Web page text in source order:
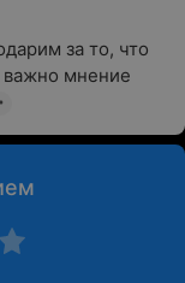
за то, что
важно мнение